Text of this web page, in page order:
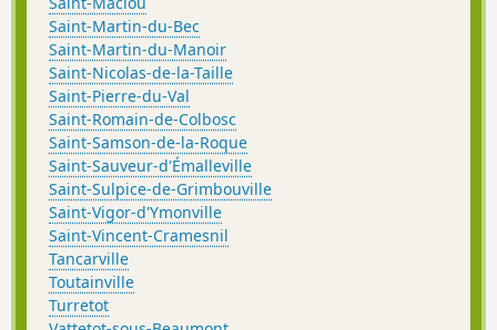
Saint-Martin-du-Bec
Saint-Martin-du-Manoir
Saint-Nicolas-de-la-Taille
Saint-Pierre-du-Val
Saint-Romain-de-Colbosc
Saint-Samson-de-la-Roque
Saint-Sauveur-d'Émalleville
Saint-Sulpice-de-Grimbouville
Saint-Vigor-d'Ymonville
Saint-Vincent-Cramesnil
Tancarville
Toutainville
Turretot